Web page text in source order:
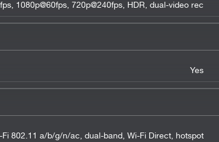
1080p@60fps, 720p@240fps, HDR, dual-video rec.
Yes
Fi 802.11 a/b/g/n/ac, dual-band, Wi-Fi Direct, hotspot